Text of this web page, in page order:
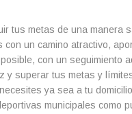
tus metas de una manera
un camino atractivo,
con un seguimiento
y superar tus metas y
ya sea a tu
municipales como